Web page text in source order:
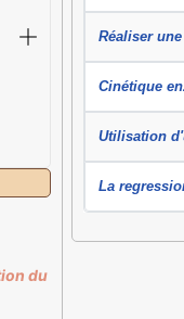
du
Réaliser
Cinétique
Utilisation
La